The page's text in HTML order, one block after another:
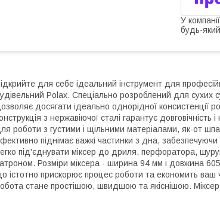
У
будь-
для себе ідеальний інструмент для
Polax. Спеціально розроблений для сухих
досягати ідеально однорідної консистенції
з нержавіючої сталі гарантує довговічність
роботи з густими і щільними матеріалами, як-от
піднімає важкі частинки з дна,
під'єднувати міксер до дриля, перфоратора,
Розміри міксера - ширина 94 мм і довжина
істотно прискорює процес роботи та економить ваш
стане простішою, швидшою та якіснішою.